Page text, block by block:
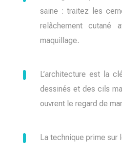
saine : traitez les
relâchement cutané
maquillage.
L’architecture est la
dessinés et des cils
ouvrent le regard de
La technique prime sur